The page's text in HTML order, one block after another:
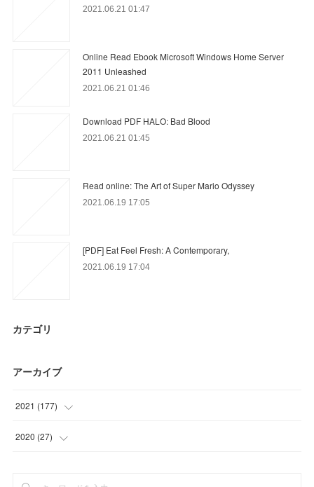
2021.06.21 01:47
Online Read Ebook Microsoft Windows Home Server
2011 Unleashed
2021.06.21 01:46
Download PDF HALO: Bad Blood
2021.06.21 01:45
Read online: The Art of Super Mario Odyssey
2021.06.19 17:05
[PDF] Eat Feel Fresh: A Contemporary,
2021.06.19 17:04
カテゴリ
アーカイブ
2021 (177)
(36 )
2020 (27)